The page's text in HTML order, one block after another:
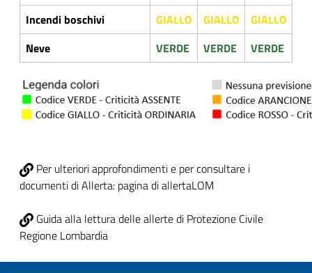
Incendi boschivi GIALLO GIALLO
GIALLO
Neve
VERDE VERDE VERDE
Per ulteriori approfondimenti e per consultare i
documenti di Allerta: pagina di allertaLOM
Guida alla lettura delle allerte di Protezione Civile
Regione Lombardia